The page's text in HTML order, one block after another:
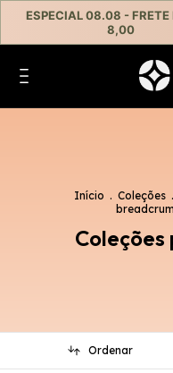
ESPECIAL 08.08 - FRETE
8,00
Início . Coleções .
Ordenar